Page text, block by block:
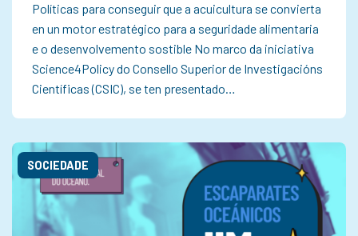
Políticas para conseguir que a acuicultura se convierta
en un motor estratégico para a seguridade alimentaria
e o desenvolvemento sostible No marco da iniciativa
Science4Policy do Consello Superior de Investigacións
Científicas (CSIC), se ten presentado…
SOCIEDADE